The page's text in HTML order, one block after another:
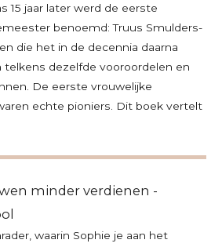
15 jaar later werd de eerste
benoemd: Truus Smulders-
die het in de decennia daarna
telkens dezelfde vooroordelen en
De eerste vrouwelijke
echte pioniers. Dit boek vertelt
minder verdienen -
waarin Sophie je aan het